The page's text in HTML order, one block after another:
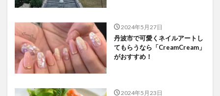
2024年5月27日
丹波市で可愛くネイルアートし
てもらうなら「CreamCream」
がおすすめ！
2024年5月23日